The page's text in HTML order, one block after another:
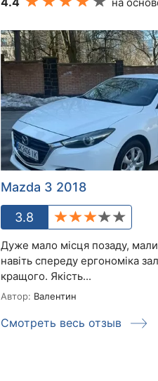
Mazda 3 2018
3.8
Дуже мало місця позаду,
навіть спереду ергономіка
кращого. Якість...
Автор: Валентин
Смотреть весь отзыв